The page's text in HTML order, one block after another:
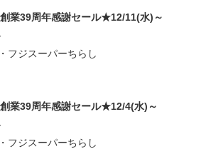
創業39周年感謝セール★12/11(水)～
フジスーパーちらし
創業39周年感謝セール★12/4(水)～
フジスーパーちらし